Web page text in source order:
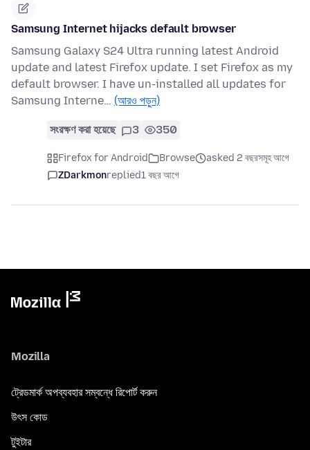
Samsung Internet hijacks default browser
Samsung Galaxy S24 Ultra running latest Android
update and latest Firefox update. I set Firefox as my
default browser. I have un-installed all updates for
Samsung Interne… (আরও পড়ুন)
সংরক্ষণ করা হয়েছে 3 350
Firefox for Android Browse
asked 2 বছরসমূহ আগে
ZDarkmonreplied1 বছর আগে
Mozilla
ট্রেডমার্ক অপব্যবহার সম্বন্ধে রিপোর্ট করুন
উৎস কোড
টুইটার